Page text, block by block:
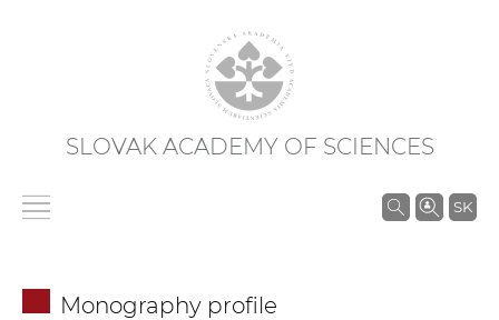
SLOVAK ACADEMY OF SCIENCES
SK
S
Monography profile